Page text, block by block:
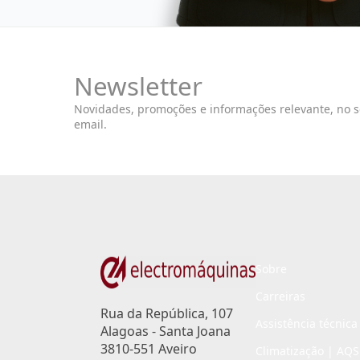
Newsletter
Novidades, promoções e informações relevante, no
email.
Rua da República, 107
Alagoas - Santa Joana
3810-551 Aveiro